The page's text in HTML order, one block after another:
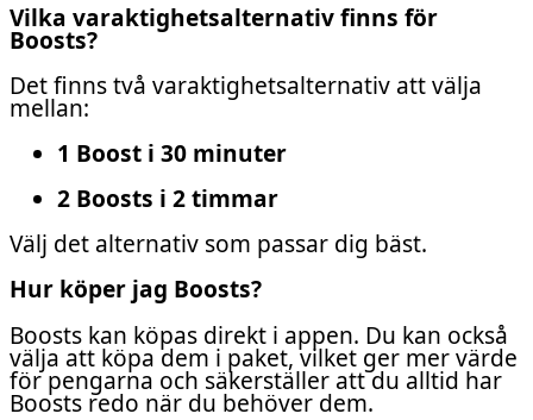
Vilka varaktighetsalternativ finns för
Boosts?
Det finns två varaktighetsalternativ att välja
mellan:
1 Boost i 30 minuter
2 Boosts i 2 timmar
Välj det alternativ som passar dig bäst.
Hur köper jag Boosts?
Boosts kan köpas direkt i appen. Du kan också
välja att köpa dem i paket, vilket ger mer värde
för pengarna och säkerställer att du alltid har
Boosts redo när du behöver dem.